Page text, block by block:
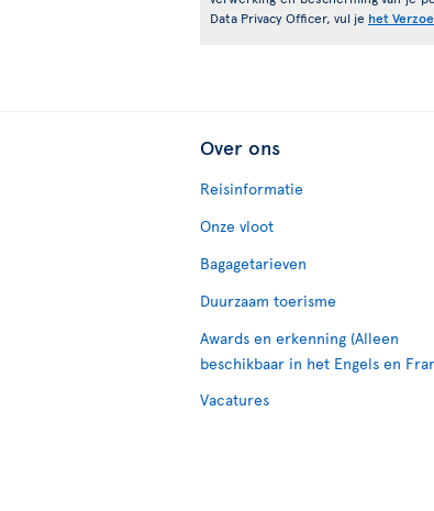
Data Privacy Officer, vul je het
Over ons
Reisinformatie
Onze vloot
Bagagetarieven
Duurzaam toerisme
Awards en erkenning (Alleen
beschikbaar in het Engels en
Vacatures